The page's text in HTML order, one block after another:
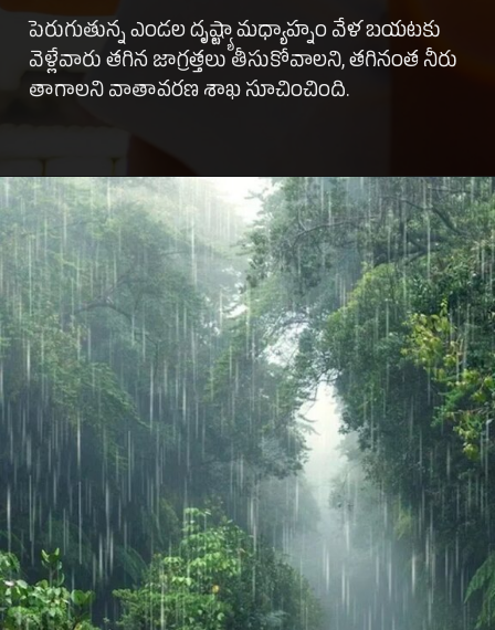
పెరుగుతున్న ఎండల దృష్ట్యా మధ్యాహ్నం వేళ బయటకు
వెళ్లేవారు తగిన జాగ్రత్తలు తీసుకోవాలని, తగినంత నీరు
తాగాలని వాతావరణ శాఖ సూచించింది.